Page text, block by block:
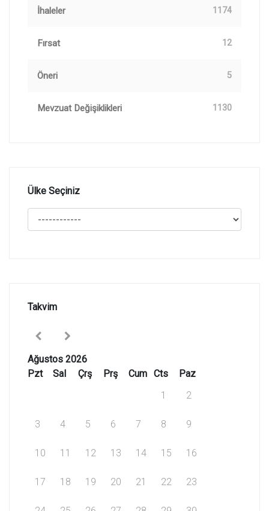
İhaleler 1174
Fırsat 12
Öneri 5
Mevzuat Değişiklikleri 1130
Ülke Seçiniz
Takvim
Ağustos 2026
Pzt
Sal Çrş Prş Cum Cts
Paz
1
2
3 4 5 6 7 8 9
10 11 12 13 14 15 16
17 18 19 20 21 22 23